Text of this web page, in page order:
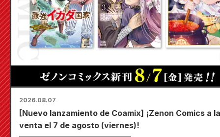
2026.08.07
[Nuevo lanzamiento de Coamix] ¡Zenon Comics a la
venta el 7 de agosto (viernes)!